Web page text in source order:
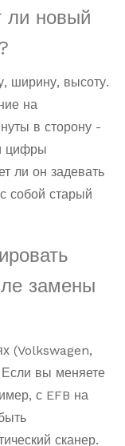
ли новый
ширину, высоту.
на
в сторону -
цифры
ли он задевать
собой старый
замены
(Volkswagen,
вы меняете
с EFB на
сканер.